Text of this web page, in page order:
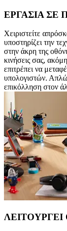
ΕΡΓΑΣΙΑ ΣΕ
Χειριστείτε
υποστηρίζει την
στην άκρη της
κινήσεις σας,
επιτρέπει να
υπολογιστών.
επικόλληση στον